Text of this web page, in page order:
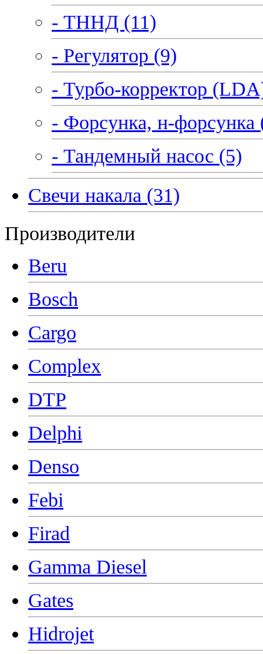
- ТННД (11)
- Регулятор (9)
- Турбо-корректор
- Форсунка, н-форсунка
- Тандемный насос (5)
Свечи накала (31)
Производители
Beru
Bosch
Cargo
Complex
DTP
Delphi
Denso
Febi
Firad
Gamma Diesel
Gates
Hidrojet